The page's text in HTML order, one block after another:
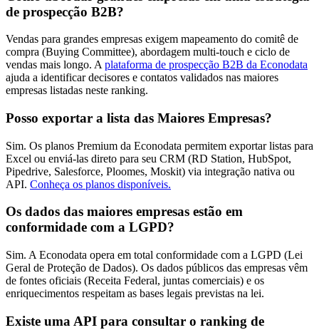
de prospecção B2B?
Vendas para grandes empresas exigem mapeamento do comitê de
compra (Buying Committee), abordagem multi-touch e ciclo de
vendas mais longo. A plataforma de prospecção B2B da Econodata
ajuda a identificar decisores e contatos validados nas maiores
empresas listadas neste ranking.
Posso exportar a lista das Maiores Empresas?
Sim. Os planos Premium da Econodata permitem exportar listas para
Excel ou enviá-las direto para seu CRM (RD Station, HubSpot,
Pipedrive, Salesforce, Ploomes, Moskit) via integração nativa ou
API. Conheça os planos disponíveis.
Os dados das maiores empresas estão em
conformidade com a LGPD?
Sim. A Econodata opera em total conformidade com a LGPD (Lei
Geral de Proteção de Dados). Os dados públicos das empresas vêm
de fontes oficiais (Receita Federal, juntas comerciais) e os
enriquecimentos respeitam as bases legais previstas na lei.
Existe uma API para consultar o ranking de